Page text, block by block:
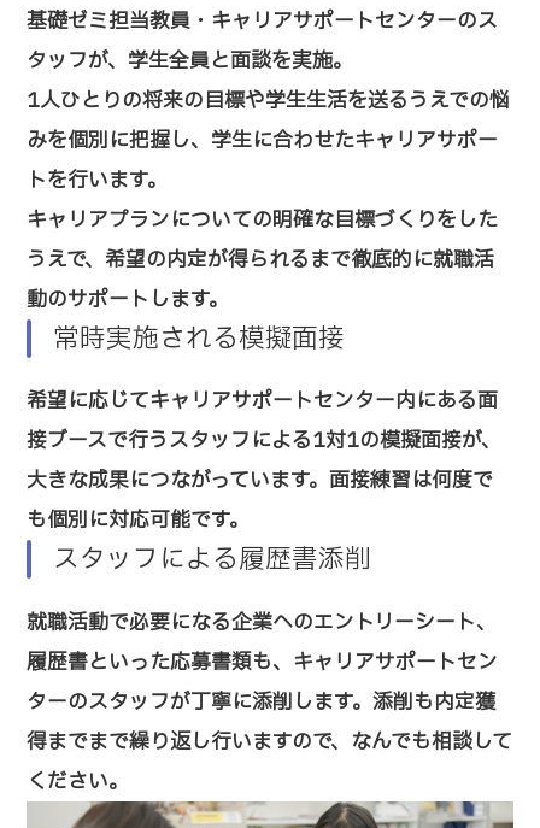
基礎ゼミ担当教員・キャリアサポートセンターのス
タッフが、学生全員と面談を実施。
1人ひとりの将来の目標や学生生活を送るうえでの悩
みを個別に把握し、学生に合わせたキャリアサポー
トを行います。
キャリアプランについての明確な目標づくりをした
うえで、希望の内定が得られるまで徹底的に就職活
動のサポートします。
常時実施される模擬面接
希望に応じてキャリアサポートセンター内にある面
接ブースで行うスタッフによる1対1の模擬面接が、
大きな成果につながっています。面接練習は何度で
も個別に対応可能です。
スタッフによる履歴書添削
就職活動で必要になる企業へのエントリーシート、
履歴書といった応募書類も、キャリアサポートセン
ターのスタッフが丁寧に添削します。添削も内定獲
得までまで繰り返し行いますので、なんでも相談して
ください。